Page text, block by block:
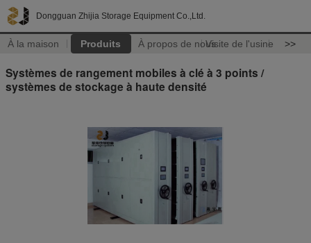
Dongguan Zhijia Storage Equipment Co.,Ltd.
À la maison Produits À propos de nousVisite de l'usine >>
Systèmes de rangement mobiles à clé à 3 points /
systèmes de stockage à haute densité